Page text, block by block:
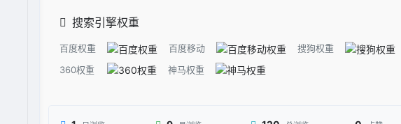
搜索引擎权重
百度权重 百度移动
搜狗权重
360权重
神马权重